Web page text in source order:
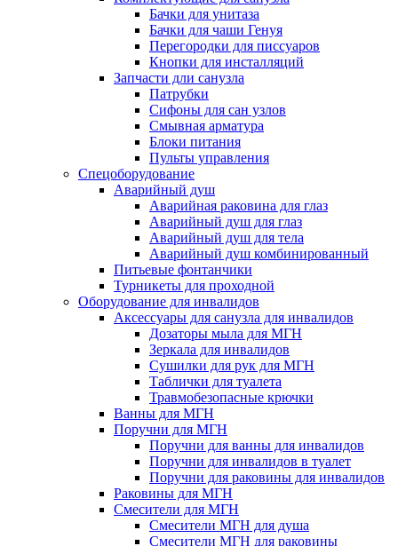
Бачки для унитаза
Бачки для чаши Генуя
Перегородки для писсуаров
Кнопки для инсталляций
Запчасти дли санузла
Патрубки
Сифоны для сан узлов
Смывная арматура
Блоки питания
Пульты управления
Спецоборудование
Аварийный душ
Аварийная раковина для глаз
Аварийный душ для глаз
Аварийный душ для тела
Аварийный душ комбинированный
Питьевые фонтанчики
Турникеты для проходной
Оборудование для инвалидов
Аксессуары для санузла для инвалидов
Дозаторы мыла для МГН
Зеркала для инвалидов
Сушилки для рук для МГН
Таблички для туалета
Травмобезопасные крючки
Ванны для МГН
Поручни для МГН
Поручни для ванны для инвалидов
Поручни для инвалидов в туалет
Поручни для раковины для инвалидов
Раковины для МГН
Смесители для МГН
Смесители МГН для душа
Смесители МГН для раковины